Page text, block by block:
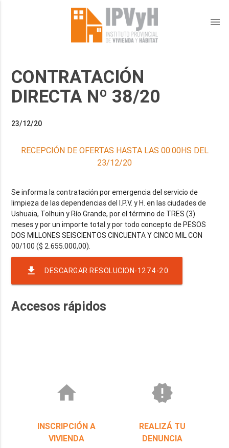
menu
CONTRATACIÓN
DIRECTA Nº 38/20
23/12/20
RECEPCIÓN DE OFERTAS HASTA LAS 00:00HS DEL
23/12/20
Se informa la contratación por emergencia del servicio de
limpieza de las dependencias del I.P.V. y H. en las ciudades de
Ushuaia, Tolhuin y Río Grande, por el término de TRES (3)
meses y por un importe total y por todo concepto de PESOS
DOS MILLONES SEISCIENTOS CINCUENTA Y CINCO MIL CON
file_download DESCARGAR RESOLUCION-1274-20
Accesos rápidos
home
INSCRIPCIÓN A
VIVIENDA
new_releases
REALIZÁ TU
DENUNCIA